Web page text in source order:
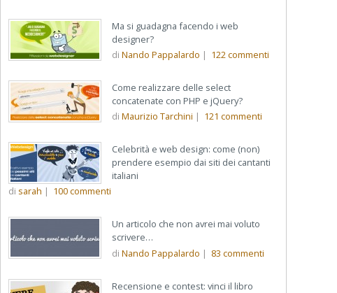
Ma si guadagna facendo i web
designer?
di Nando Pappalardo | 122commenti
Come realizzare delle select
concatenate con PHP e jQuery?
di Maurizio Tarchini | 121 commenti
Celebrità e web design: come (non)
prendere esempio dai siti dei cantanti
italiani
di sarah | 100commenti
Un articolo che non avrei mai voluto
scrivere…
di Nando Pappalardo | 83 commenti
Recensione e contest: vinci il libro